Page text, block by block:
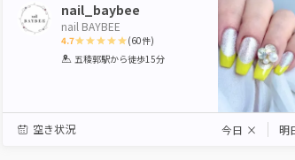
nail_baybee
nail BAYBEE
4.7
1 2 3 4 5
(60件)
五稜郭駅から徒歩15分
空き状況 今日 × 明